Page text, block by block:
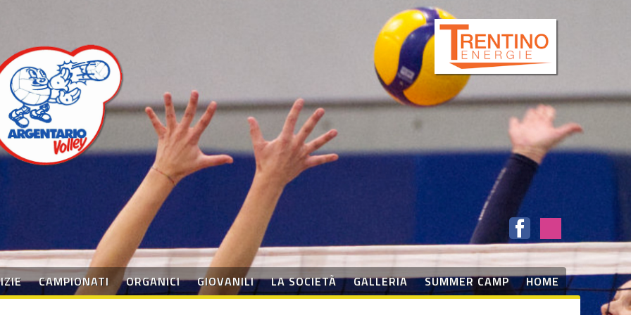
CAMPIONATI ORGANICI GIOVANILI LA SOCIETÀ GALLERIA SUMMER CAMP HOME